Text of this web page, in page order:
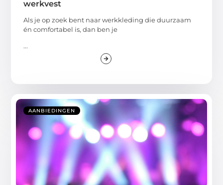
werkvest
Als je op zoek bent naar werkkleding die duurzaam
én comfortabel is, dan ben je
...
AANBIEDINGEN